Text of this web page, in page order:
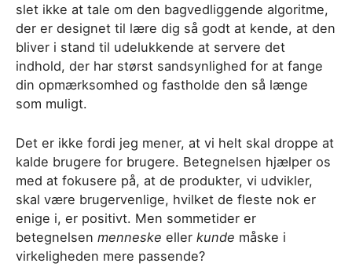
slet ikke at tale om den bagvedliggende algoritme,
der er designet til lære dig så godt at kende, at den
bliver i stand til udelukkende at servere det
indhold, der har størst sandsynlighed for at fange
din opmærksomhed og fastholde den så længe
som muligt.
Det er ikke fordi jeg mener, at vi helt skal droppe at
kalde brugere for brugere. Betegnelsen hjælper os
med at fokusere på, at de produkter, vi udvikler,
skal være brugervenlige, hvilket de fleste nok er
enige i, er positivt. Men sommetider er
betegnelsen menneske eller kunde måske i
virkeligheden mere passende?